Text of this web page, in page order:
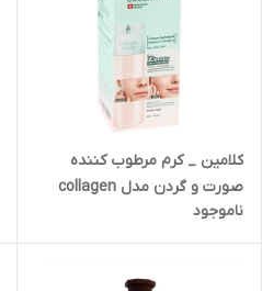
کلامین _ کرم مرطوب کننده
صورت و گردن مدل collagen
bank مناسب انواع پوست
ناموجود